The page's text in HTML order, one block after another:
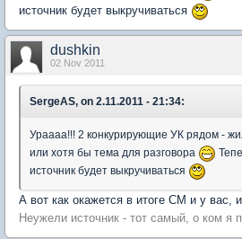
источник будет выкручиваться
dushkin
02 Nov 2011
SergeAS, on 2.11.2011 - 21:34:
Ураааа!!! 2 конкурирующие УК рядом -
или хотя бы тема для разговора
источник будет выкручиваться
А вот как окажется в итоге СМ и у вас,
Неужели источник - тот самый, о ком я